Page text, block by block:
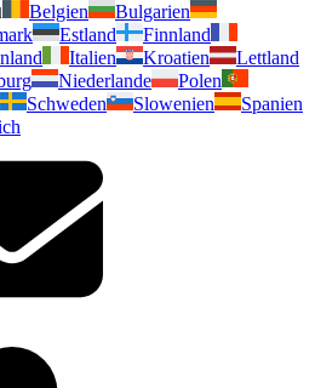
Belgien
Bulgarien
Estland
Finnland
Italien Kroatien
Lettland
Niederlande
Polen
Schweden Slowenien
Spanien